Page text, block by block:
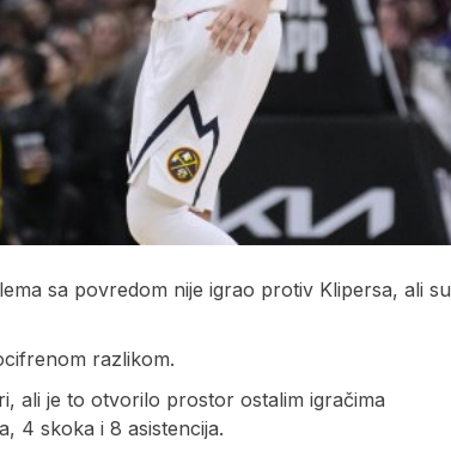
sa povredom nije igrao protiv Klipersa, ali su
razlikom.
ali je to otvorilo prostor ostalim igračima
4 skoka i 8 asistencija.